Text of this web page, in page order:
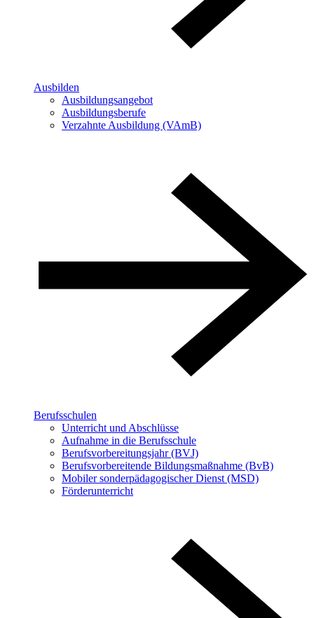
Ausbilden
Ausbildungsangebot
Ausbildungsberufe
Verzahnte Ausbildung (VAmB)
Berufsschulen
Unterricht und Abschlüsse
Aufnahme in die Berufsschule
Berufsvorbereitungsjahr (BVJ)
Berufsvorbereitende Bildungsmaßnahme (BvB)
Mobiler sonderpädagogischer Dienst (MSD)
Förderunterricht